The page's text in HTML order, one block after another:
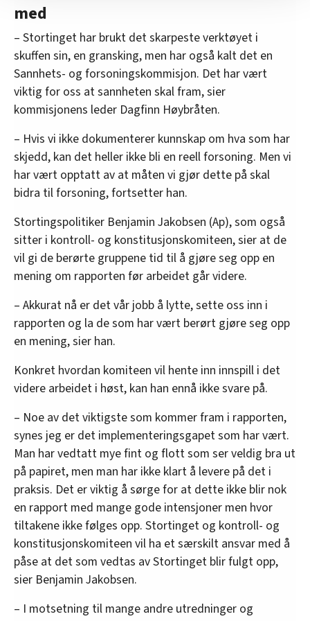
nettstedet med LO Medias egne samarbeidspartnere
oversikten lengre ned på denne siden.
med
– Stortinget har brukt det skarpeste verktøyet i
skuffen sin, en gransking, men har også kalt det en
Sannhets- og forsoningskommisjon. Det har vært
viktig for oss at sannheten skal fram, sier
kommisjonens leder Dagfinn Høybråten.
– Hvis vi ikke dokumenterer kunnskap om hva som har
skjedd, kan det heller ikke bli en reell forsoning. Men vi
har vært opptatt av at måten vi gjør dette på skal
bidra til forsoning, fortsetter han.
Stortingspolitiker Benjamin Jakobsen (Ap), som også
sitter i kontroll- og konstitusjonskomiteen, sier at de
vil gi de berørte gruppene tid til å gjøre seg opp en
mening om rapporten før arbeidet går videre.
– Akkurat nå er det vår jobb å lytte, sette oss inn i
rapporten og la de som har vært berørt gjøre seg opp
en mening, sier han.
Konkret hvordan komiteen vil hente inn innspill i det
videre arbeidet i høst, kan han ennå ikke svare på.
– Noe av det viktigste som kommer fram i rapporten,
synes jeg er det implementeringsgapet som har vært.
Man har vedtatt mye fint og flott som ser veldig bra ut
på papiret, men man har ikke klart å levere på det i
praksis. Det er viktig å sørge for at dette ikke blir nok
en rapport med mange gode intensjoner men hvor
tiltakene ikke følges opp. Stortinget og kontroll- og
konstitusjonskomiteen vil ha et særskilt ansvar med å
påse at det som vedtas av Stortinget blir fulgt opp,
sier Benjamin Jakobsen.
– I motsetning til mange andre utredninger og